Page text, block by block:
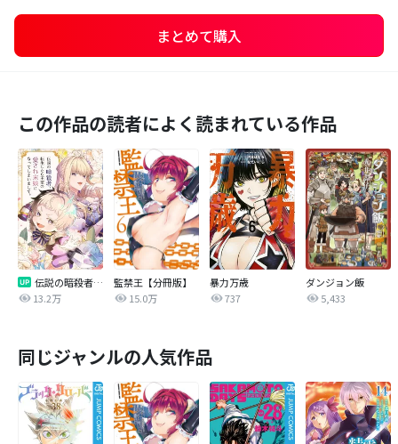
まとめて購入
この作品の読者によく読まれている作品
伝説の暗殺者、転生したら王家の愛され末娘になってしまいまして。【タテヨミ】
13.2万
監禁王【分冊版】
15.0万
暴力万歳
737
ダンジョン飯
5,433
同じジャンルの人気作品